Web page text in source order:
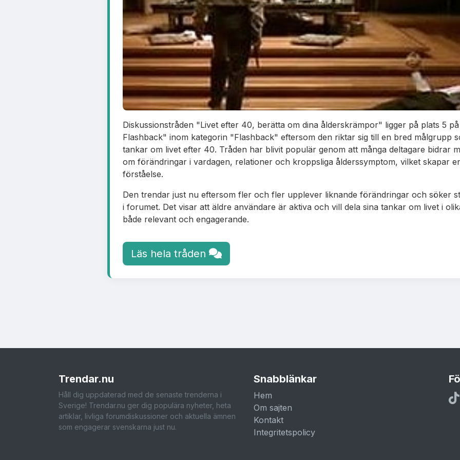
Diskussionstråden "Livet efter 40, berätta om dina ålderskrämpor" ligger på plats 5
Flashback" inom kategorin "Flashback" eftersom den riktar sig till en bred målgrupp
tankar om livet efter 40. Tråden har blivit populär genom att många deltagare bidrar
om förändringar i vardagen, relationer och kroppsliga ålderssymptom, vilket skapar
förståelse.
Den trendar just nu eftersom fler och fler upplever liknande förändringar och söker
i forumet. Det visar att äldre användare är aktiva och vill dela sina tankar om livet i
både relevant och engagerande.
Läs hela tråden
Trendar.nu
Håll dig uppdaterad med de senaste trenderna i
Sverige! Trendar.nu ger dig populära nyheter, heta
artiklar, livliga forumdiskussioner och aktuella ämnen
som engagerar svenskarna just nu.
Snabblänkar
Hem
Om sajten
Kontakt
Integritetspolicy